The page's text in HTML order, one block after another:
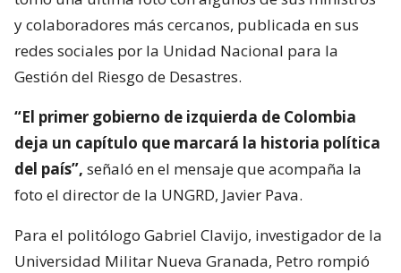
y colaboradores más cercanos, publicada en sus
redes sociales por la Unidad Nacional para la
Gestión del Riesgo de Desastres.
“El primer gobierno de izquierda de Colombia
deja un capítulo que marcará la historia política
del país”, señaló en el mensaje que acompaña la
foto el director de la UNGRD, Javier Pava.
Para el politólogo Gabriel Clavijo, investigador de la
Universidad Militar Nueva Granada, Petro rompió